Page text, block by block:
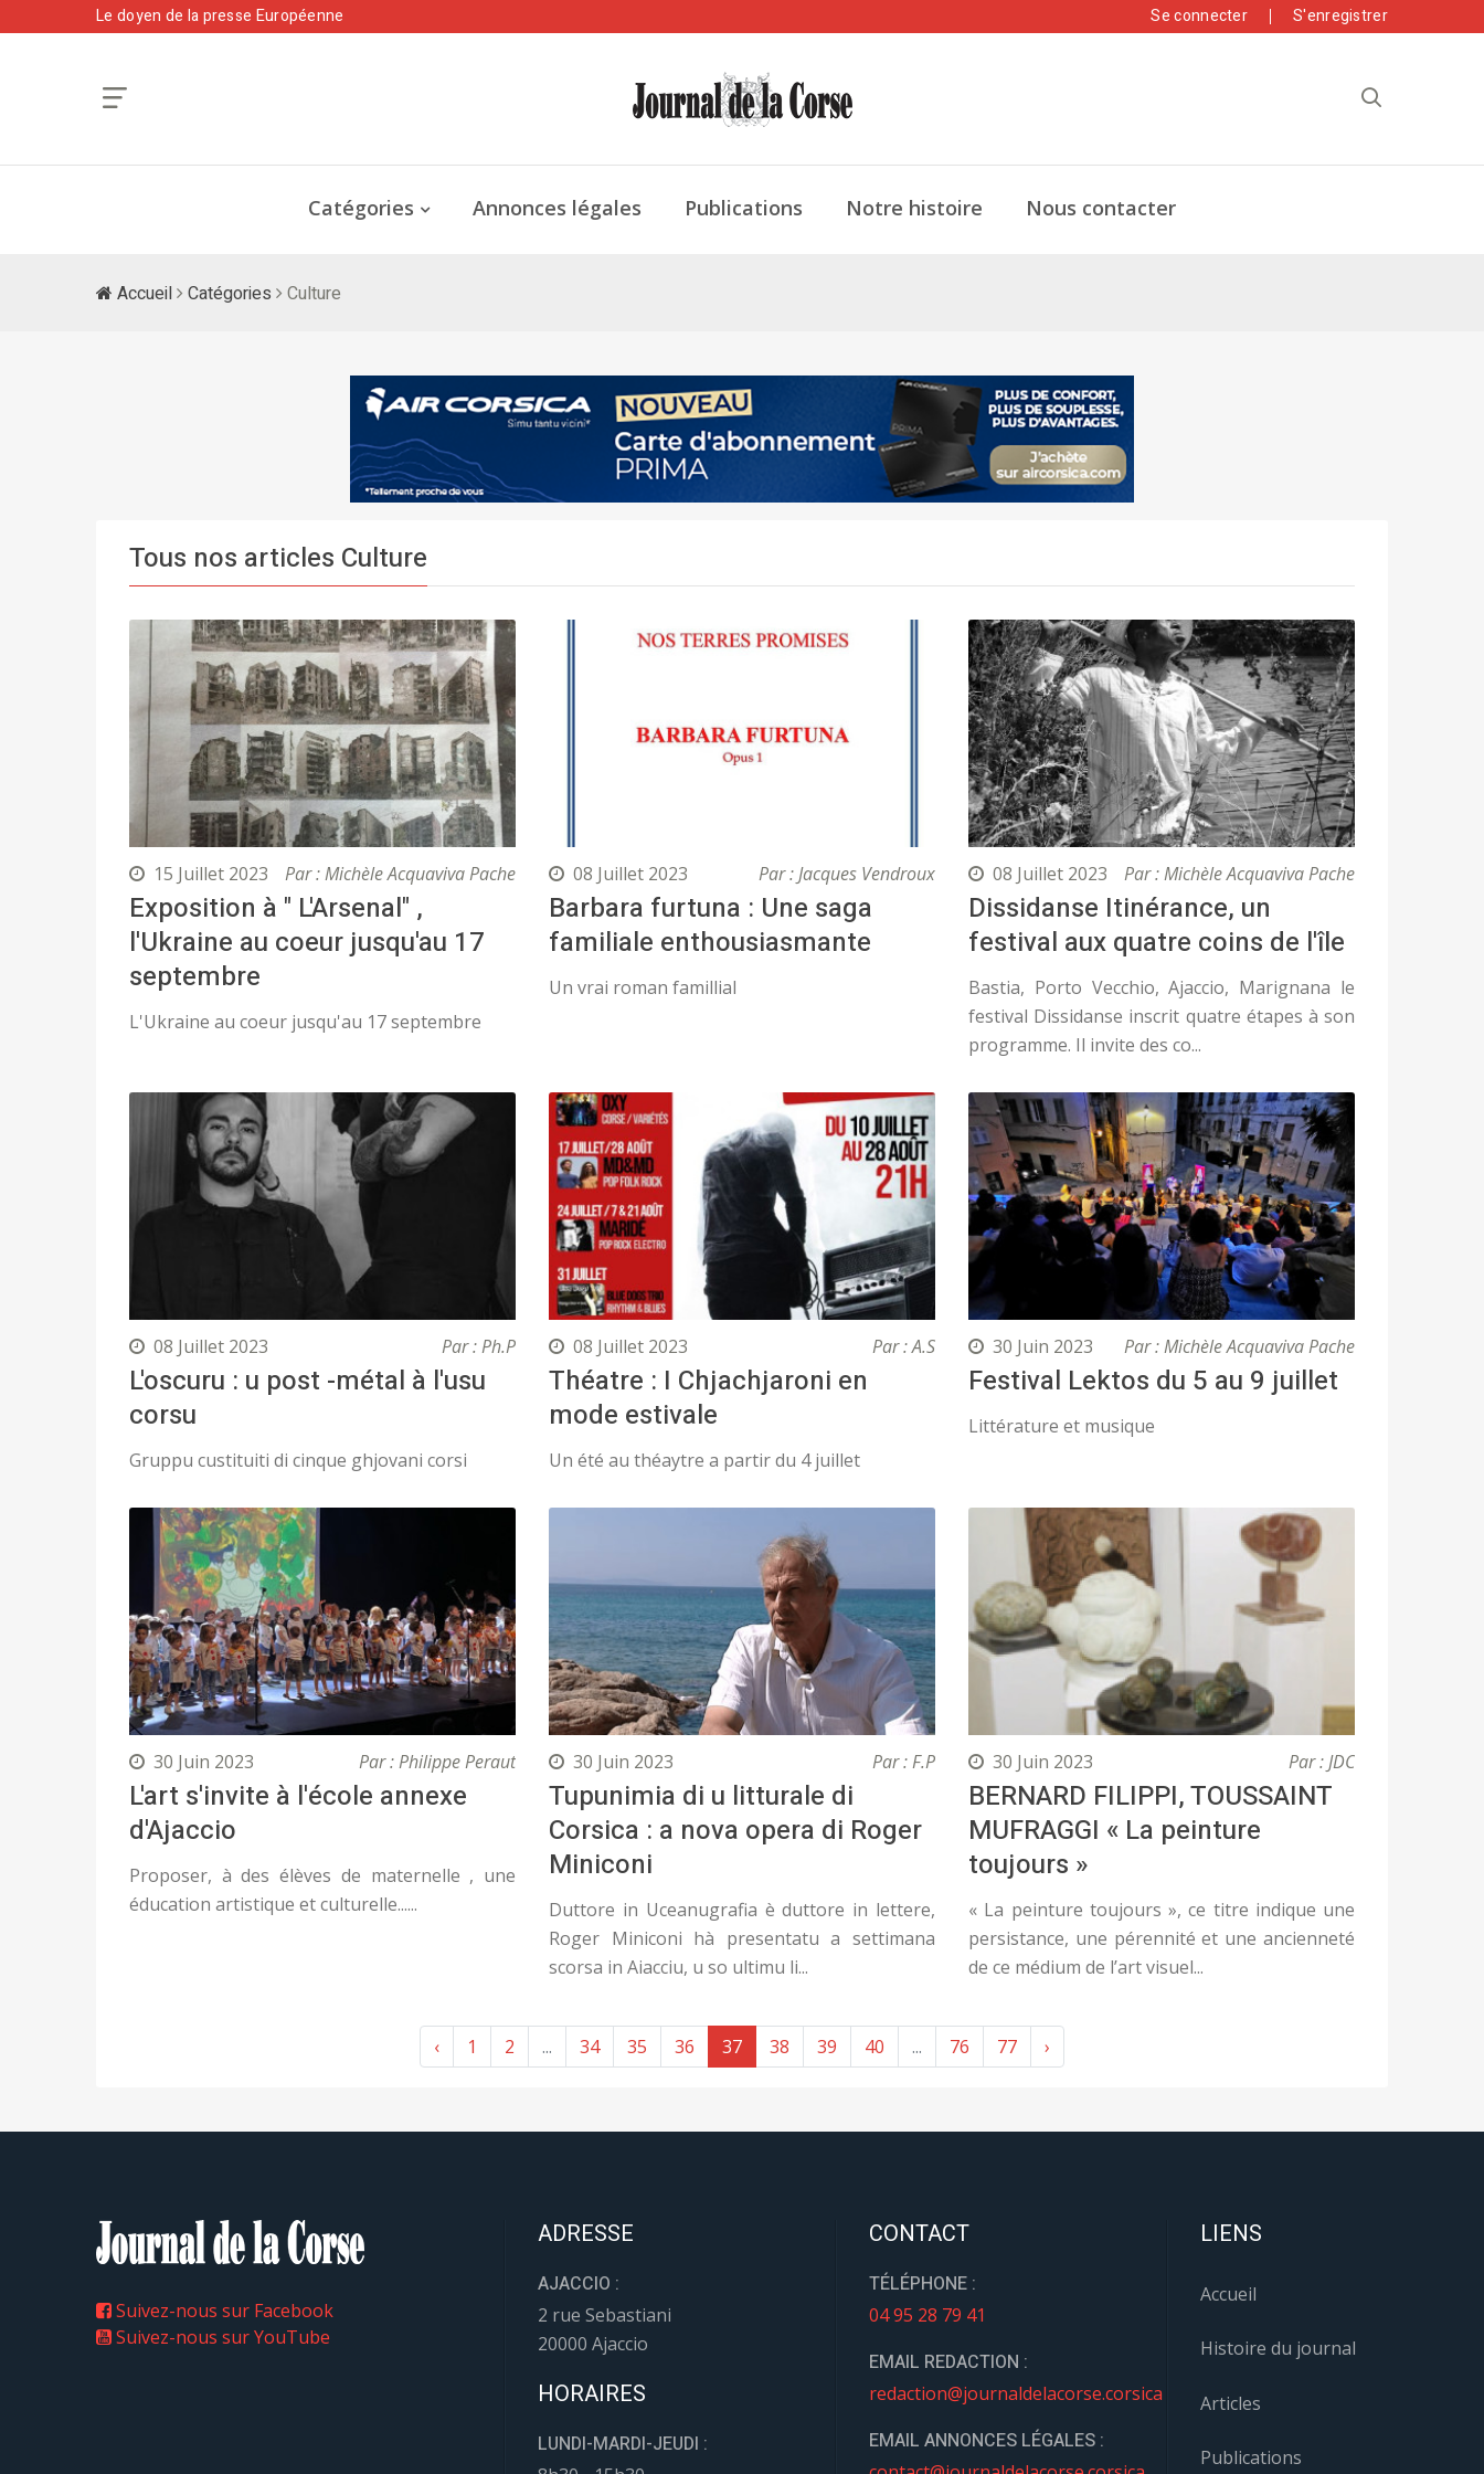
Le doyen de la presse Européenne Se connecter S'enregistrer
Catégories Annonces légales Publications Notre histoire Nous contacter
Accueil Catégories Culture
Tous nos articles Culture
15 Juillet 2023 Par : Michèle Acquaviva Pache
Exposition à " L'Arsenal" ,
l'Ukraine au coeur jusqu'au 17
septembre
L'Ukraine au coeur jusqu'au 17 septembre
08 Juillet 2023 Par : Jacques Vendroux
Barbara furtuna : Une saga
familiale enthousiasmante
Un vrai roman famillial
08 Juillet 2023 Par : Michèle Acquaviva Pache
Dissidanse Itinérance, un
festival aux quatre coins de l'île
Bastia, Porto Vecchio, Ajaccio, Marignana le
festival Dissidanse inscrit quatre étapes à son
programme. Il invite des co...
08 Juillet 2023 Par : Ph.P
L'oscuru : u post -métal à l'usu
corsu
Gruppu custituiti di cinque ghjovani corsi
08 Juillet 2023 Par : A.S
Théatre : I Chjachjaroni en
mode estivale
Un été au théaytre a partir du 4 juillet
30 Juin 2023 Par : Michèle Acquaviva Pache
Festival Lektos du 5 au 9 juillet
Littérature et musique
30 Juin 2023 Par : Philippe Peraut
L'art s'invite à l'école annexe
d'Ajaccio
Proposer, à des élèves de maternelle , une
éducation artistique et culturelle......
30 Juin 2023 Par : F.P
Tupunimia di u litturale di
Corsica : a nova opera di Roger
Miniconi
Duttore in Uceanugrafia è duttore in lettere,
Roger Miniconi hà presentatu a settimana
scorsa in Aiacciu, u so ultimu li...
30 Juin 2023 Par : JDC
BERNARD FILIPPI, TOUSSAINT
MUFRAGGI « La peinture
toujours »
« La peinture toujours », ce titre indique une
persistance, une pérennité et une ancienneté
de ce médium de l’art visuel...
‹ 1 2 ... 34 35 36 37 38 39 40 ... 76 77 ›
Suivez-nous sur Facebook
Suivez-nous sur YouTube
ADRESSE
AJACCIO :
2 rue Sebastiani
20000 Ajaccio
HORAIRES
LUNDI-MARDI-JEUDI :
CONTACT
TÉLÉPHONE :
04 95 28 79 41
EMAIL REDACTION :
redaction@journaldelacorse.corsica
EMAIL ANNONCES LÉGALES :
LIENS
Accueil
Histoire du journal
Articles
Publications